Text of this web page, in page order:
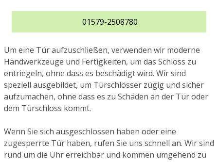
01579-2508780
Um eine Tür aufzuschließen, verwenden wir moderne
Handwerkzeuge und Fertigkeiten, um das Schloss zu
entriegeln, ohne dass es beschädigt wird. Wir sind
speziell ausgebildet, um Türschlösser zügig und sicher
aufzumachen, ohne dass es zu Schäden an der Tür oder
dem Türschloss kommt.
Wenn Sie sich ausgeschlossen haben oder eine
zugesperrte Tür haben, rufen Sie uns schnell an. Wir sind
rund um die Uhr erreichbar und kommen umgehend zu